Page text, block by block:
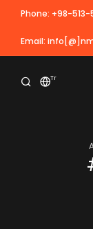
Phone: +98-513-
Email:
Tr